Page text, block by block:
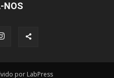
NOS
por LabPress